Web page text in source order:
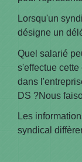
Lorsqu'un
désigne un
Quel salarié
s'effectue
dans
DS ?Nous
Les
syndical